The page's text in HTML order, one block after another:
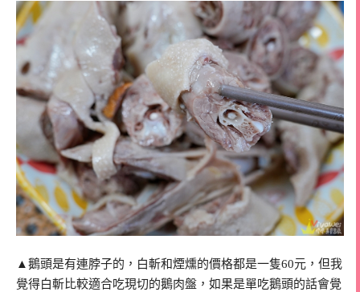
▲鵝頭是有連脖子的，白斬和煙燻的價格都是一隻60元，但我
覺得白斬比較適合吃現切的鵝肉盤，如果是單吃鵝頭的話會覺